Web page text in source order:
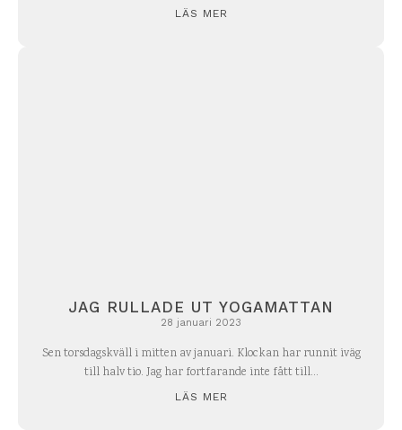
LÄS MER
JAG RULLADE UT YOGAMATTAN
28 januari 2023
Sen torsdagskväll i mitten av januari. Klockan har runnit iväg
till halv tio. Jag har fortfarande inte fått till...
LÄS MER